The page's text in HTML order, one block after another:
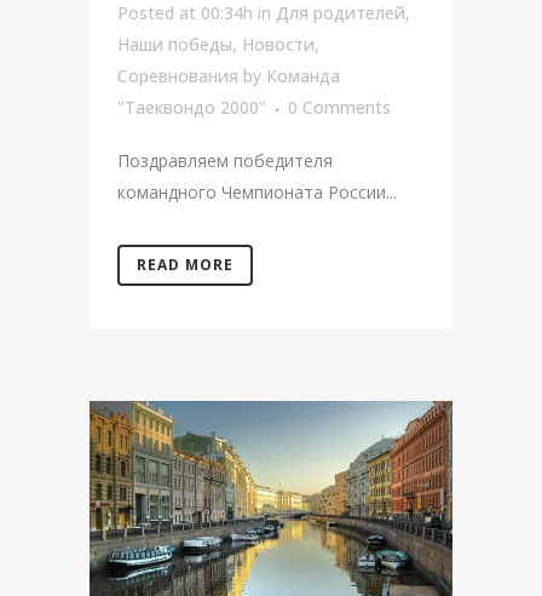
Posted at 00:34h in Для родителей,
Наши победы, Новости,
Соревнования by Команда
"Таеквондо 2000"
0 Comments
Поздравляем победителя
командного Чемпионата России...
READ MORE